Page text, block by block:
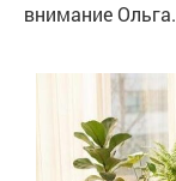
внимание Ольга.